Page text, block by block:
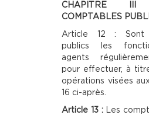
CHAPITRE
COMPTABLES
Article 12 : Sont
publics les
agents
pour effectuer, à
opérations visées
16 ci-après.
Article 13 :Les